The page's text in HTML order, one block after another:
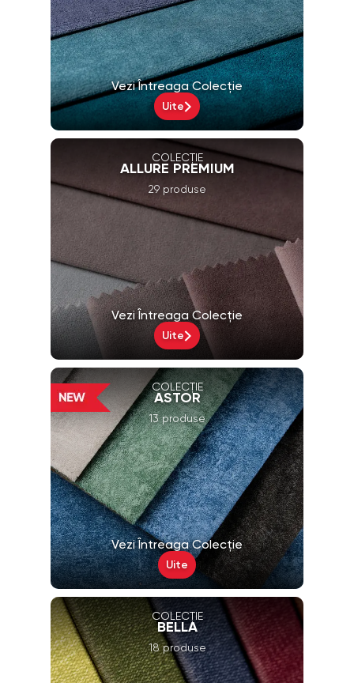
Vezi Întreaga Colecție
Uite
COLECȚIE
ALLURE PREMIUM
29 produse
Vezi Întreaga Colecție
Uite
COLECȚIE
ASTOR
13 produse
Vezi Întreaga Colecție
Uite
COLECȚIE
BELLA
18 produse